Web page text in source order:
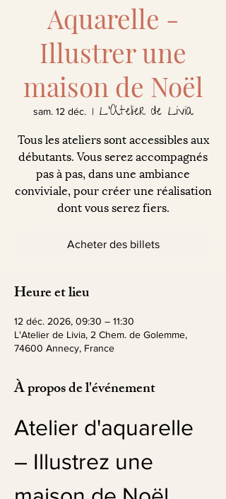
Aquarelle -
Illustrer une
maison de Noël
sam. 12 déc.
  |
L'Atelier de Livia
Tous les ateliers sont accessibles aux
débutants. Vous serez accompagnés
pas à pas, dans une ambiance
conviviale, pour créer une réalisation
dont vous serez fiers.
Acheter des billets
Heure et lieu
12 déc. 2026, 09:30 – 11:30
L'Atelier de Livia, 2 Chem. de Golemme,
74600 Annecy, France
À propos de l'événement
Atelier d'aquarelle
– Illustrez une